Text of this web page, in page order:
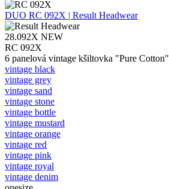
DUO RC 092X | Result Headwear
28.092X NEW
RC 092X
6 panelová vintage kšiltovka "Pure Cotton"
vintage black
vintage grey
vintage sand
vintage stone
vintage bottle
vintage mustard
vintage orange
vintage red
vintage pink
vintage royal
vintage denim